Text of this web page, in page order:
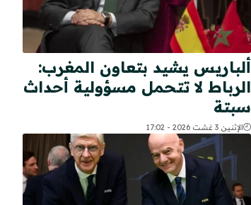
ألباريس يشيد بتعاون المغرب:
الرباط لا تتحمل مسؤولية أحداث
سبتة
الإثنين 3 غشت 2026 - 17:02